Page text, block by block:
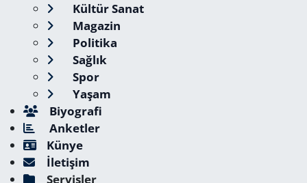
Kültür Sanat
Magazin
Politika
Sağlık
Spor
Yaşam
Biyografi
Anketler
Künye
İletişim
Servisler